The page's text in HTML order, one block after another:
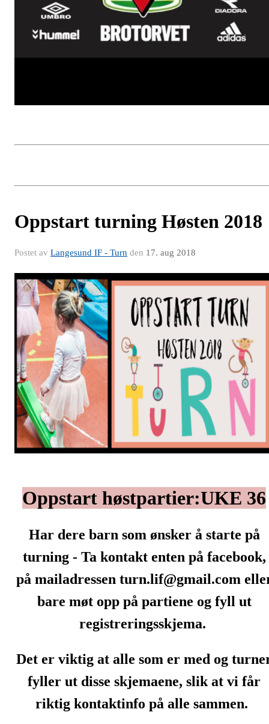
Oppstart turning Høsten 2018
Postet av Langesund IF - Turn den 17. aug 2018
Oppstart høstpartier:UKE 36
Har dere barn som ønsker å starte på
turning - Ta kontakt enten på facebook,
på mailadressen turn.lif@gmail.com
bare møt opp på partiene og fyll ut
registreringsskjema.
Det er viktig at alle som er med og
fyller ut disse skjemaene, slik at vi får
riktig kontaktinfo på alle sammen.